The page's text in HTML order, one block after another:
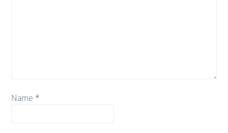
Name *